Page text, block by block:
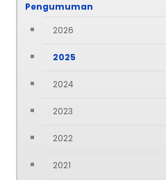
Pengumuman
2026
2025
2024
2023
2022
2021